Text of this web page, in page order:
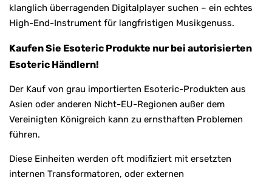
klanglich überragenden Digitalplayer suchen – ein echtes
High-End-Instrument für langfristigen Musikgenuss.
Kaufen Sie Esoteric Produkte nur bei autorisierten
Esoteric Händlern!
Der Kauf von grau importierten Esoteric-Produkten aus
Asien oder anderen Nicht-EU-Regionen außer dem
Vereinigten Königreich kann zu ernsthaften Problemen
führen.
Diese Einheiten werden oft modifiziert mit ersetzten
internen Transformatoren, oder externen